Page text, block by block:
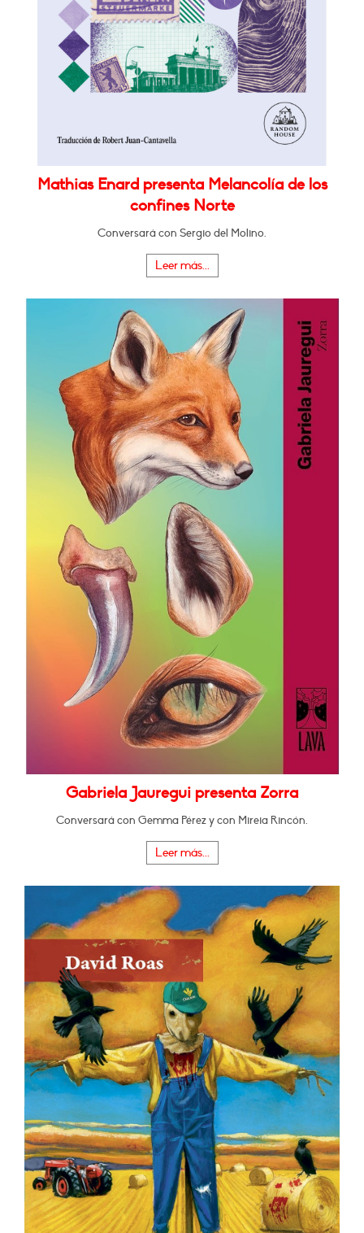
Mathias Enard presenta Melancolía de los
confines Norte
Conversará con Sergio del Molino.
Leer más...
Gabriela Jauregui presenta Zorra
Conversará con Gemma Pérez y con Mireia Rincón.
Leer más...